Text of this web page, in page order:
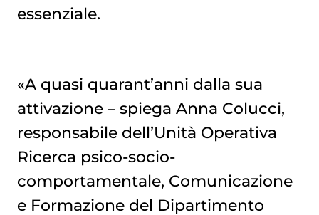
essenziale.
«A quasi quarant’anni dalla sua
attivazione – spiega Anna Colucci,
responsabile dell’Unità Operativa
Ricerca psico-socio-
comportamentale, Comunicazione
e Formazione del Dipartimento